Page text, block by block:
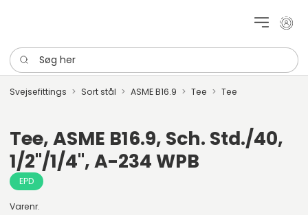
Mit
Søg her
Svejsefittings Sort stål ASME B16.9 Tee Tee
Tee, ASME B16.9, Sch. Std./40,
1/2"/1/4", A-234 WPB
EPD
Varenr.